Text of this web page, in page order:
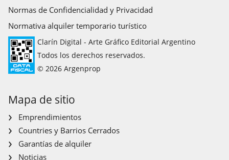
Espacios simples, inteligentes y conectados.
Las unidades incluyen kits de domótica que permiten
controlar la iluminación, cortinas mecanizadas y cerraduras
electrónicas desde dispositivos móviles, brindando seguridad
Los sensores de movimiento en palieres y áreas comunes
mejoran la eficiencia energética y la experiencia de uso
diario.
Departamentos
Normas de Confidencialidad y Privacidad
Normativa alquiler temporario turístico
Clarín Digital - Arte Gráfico Editorial Argentino
Todos los derechos reservados.
© 2026 Argenprop
Mapa de sitio
Emprendimientos
Countries y Barrios Cerrados
Garantías de alquiler
Noticias